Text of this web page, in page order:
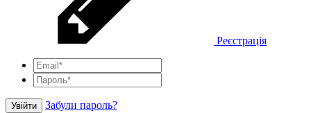
Реєстрація
Увійти Забули пароль?